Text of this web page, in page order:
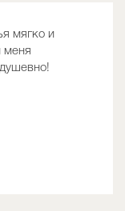
мягко и
меня